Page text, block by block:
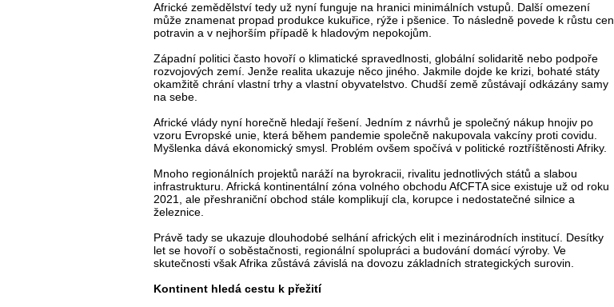
Africké zemědělství tedy už nyní funguje na hranici minimálních vstupů. Další omezení
může znamenat propad produkce kukuřice, rýže i pšenice. To následně povede k růstu cen
potravin a v nejhorším případě k hladovým nepokojům.
Západní politici často hovoří o klimatické spravedlnosti, globální solidaritě nebo podpoře
rozvojových zemí. Jenže realita ukazuje něco jiného. Jakmile dojde ke krizi, bohaté státy
okamžitě chrání vlastní trhy a vlastní obyvatelstvo. Chudší země zůstávají odkázány samy
na sebe.
Africké vlády nyní horečně hledají řešení. Jedním z návrhů je společný nákup hnojiv po
vzoru Evropské unie, která během pandemie společně nakupovala vakcíny proti covidu.
Myšlenka dává ekonomický smysl. Problém ovšem spočívá v politické roztříštěnosti Afriky.
Mnoho regionálních projektů naráží na byrokracii, rivalitu jednotlivých států a slabou
infrastrukturu. Africká kontinentální zóna volného obchodu AfCFTA sice existuje už od roku
2021, ale přeshraniční obchod stále komplikují cla, korupce i nedostatečné silnice a
železnice.
Právě tady se ukazuje dlouhodobé selhání afrických elit i mezinárodních institucí. Desítky
let se hovoří o soběstačnosti, regionální spolupráci a budování domácí výroby. Ve
skutečnosti však Afrika zůstává závislá na dovozu základních strategických surovin.
Kontinent hledá cestu k přežití